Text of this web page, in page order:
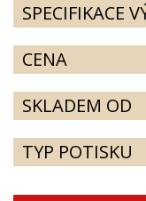
SPECIFIKACE
CENA
SKLADEM OD
TYP POTISKU